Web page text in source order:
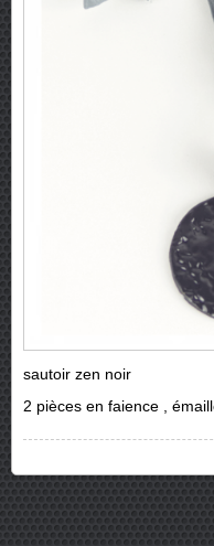
sautoir zen noir
2 pièces en faience ,